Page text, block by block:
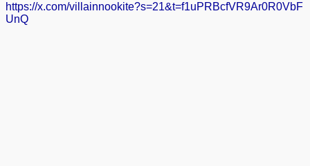
https://x.com/villainnookite?s=21&t=f1uPRBcfVR9Ar0R0VbF
UnQ